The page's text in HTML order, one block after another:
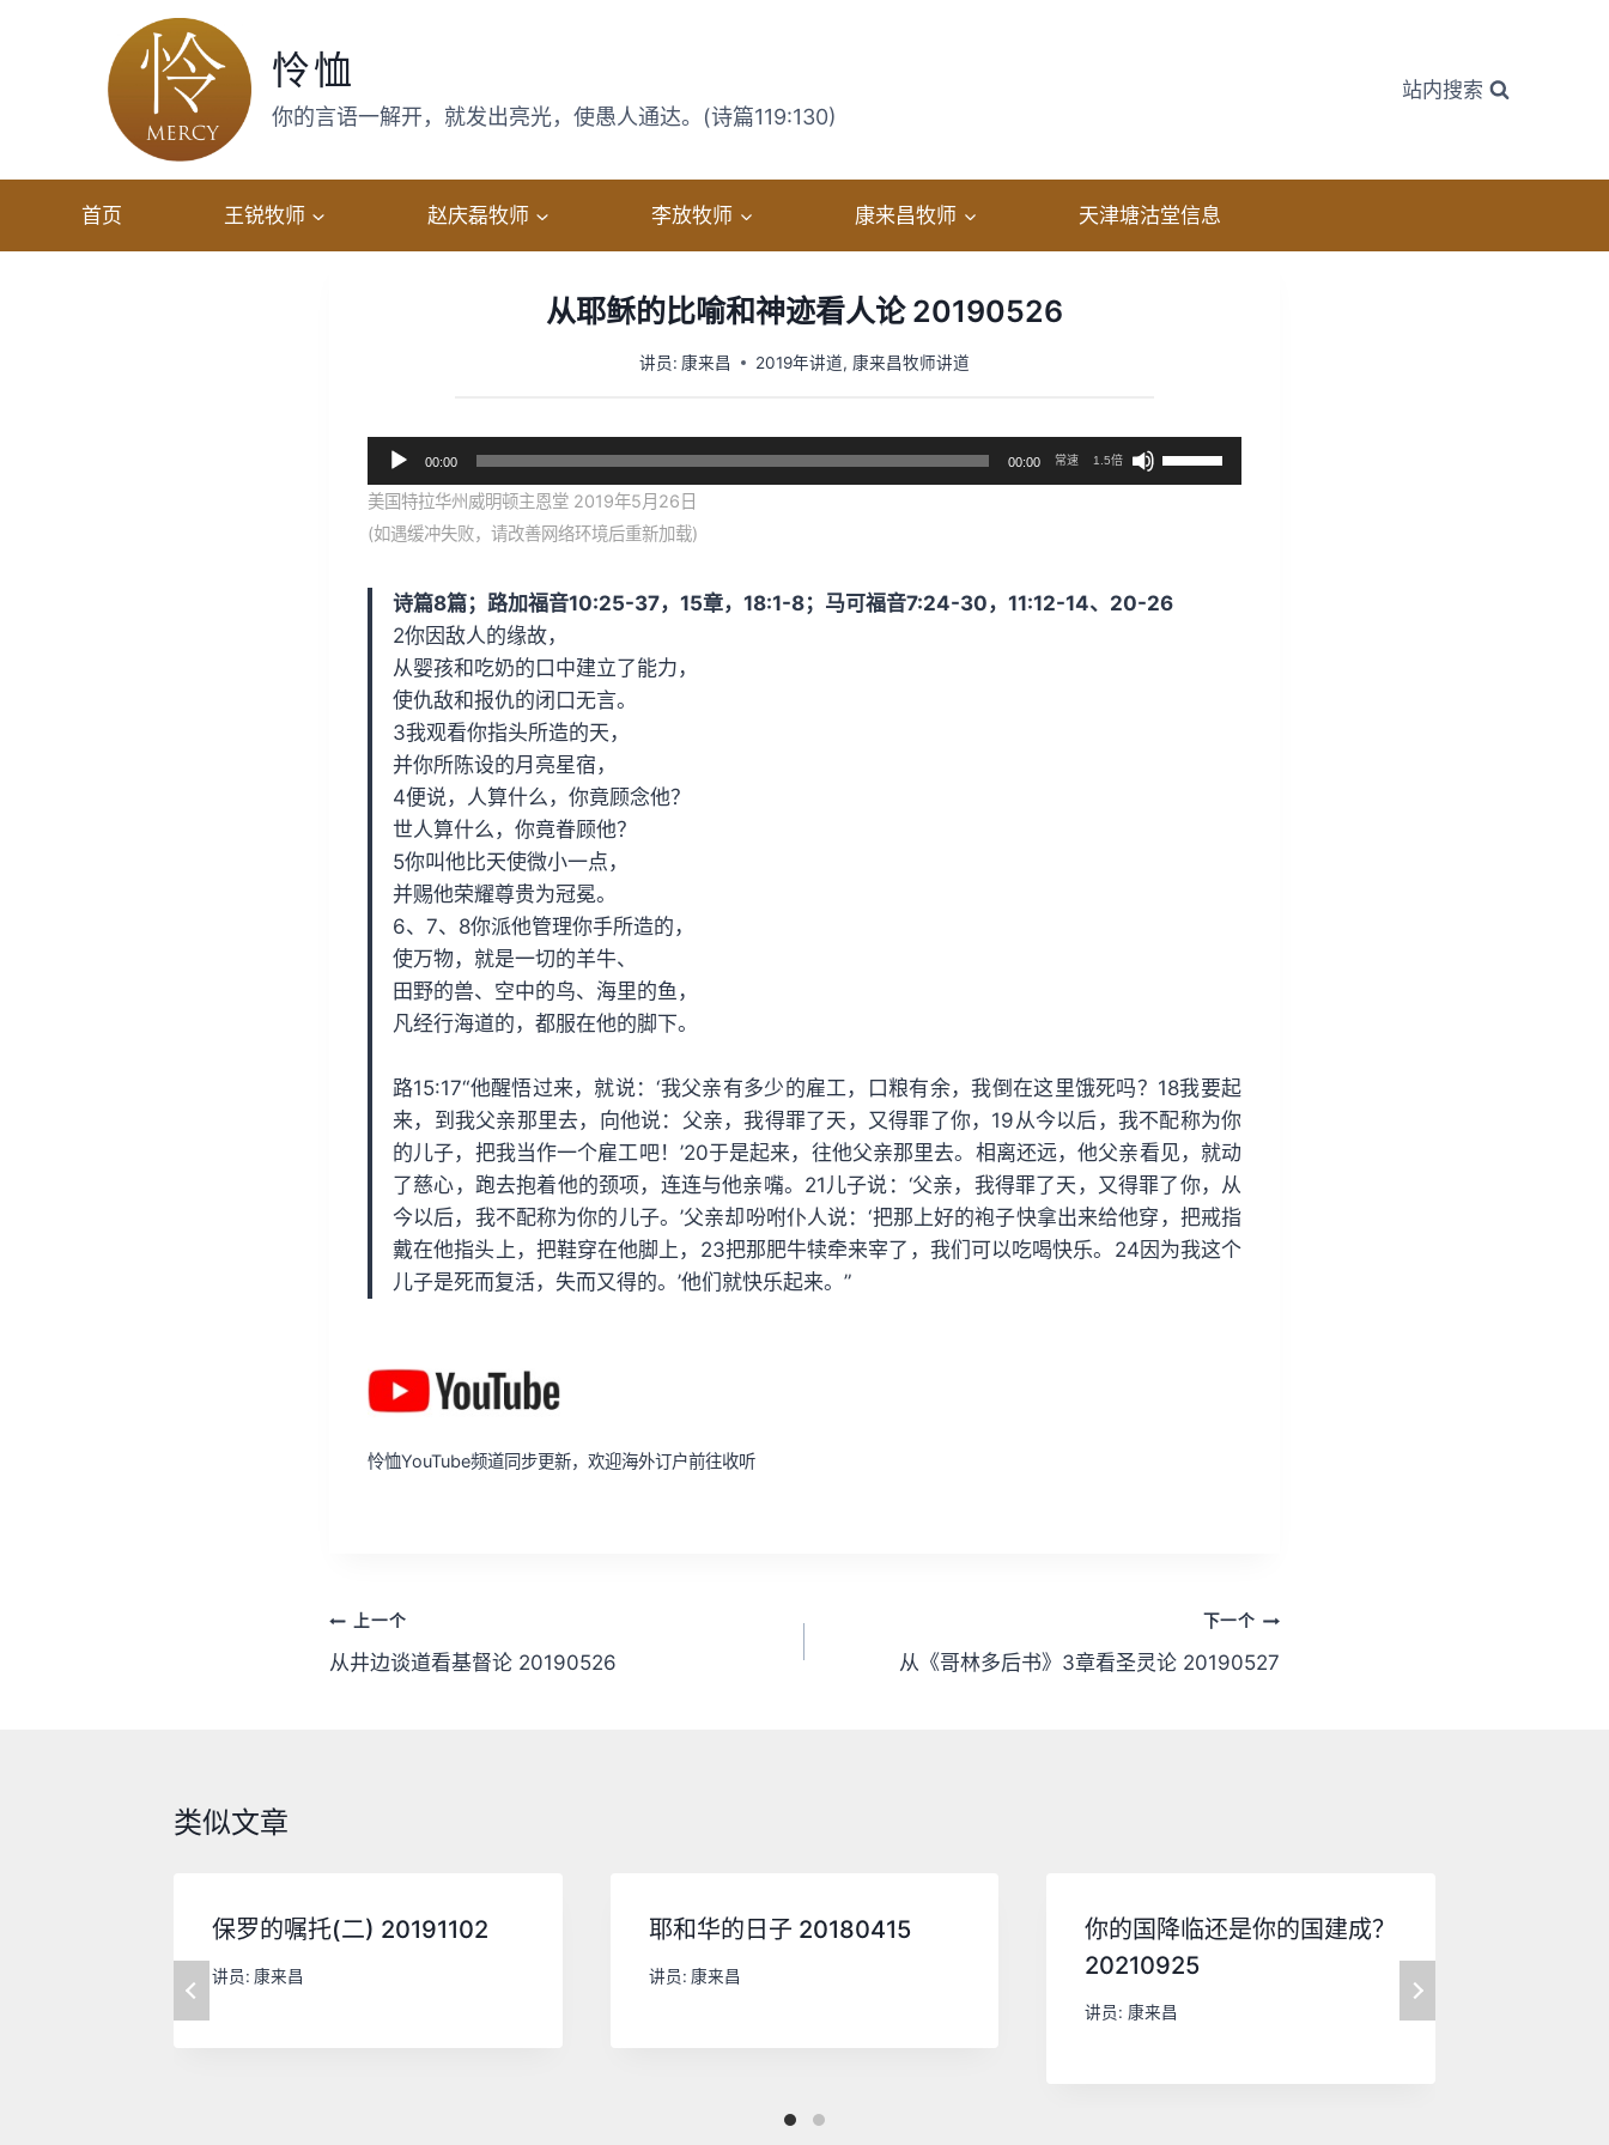
怜恤
你的言语一解开，就发出亮光，使愚人通达。(诗篇119:130)
站内搜索
首页 王锐牧师 赵庆磊牧师 李放牧师 康来昌牧师 天津塘沽堂信息
从耶稣的比喻和神迹看人论 20190526
讲员: 康来昌 2019年讲道, 康来昌牧师讲道
频
播
放
00:00 00:00 常速 1.5倍
使
用
箭
美国特拉华州威明顿主恩堂 2019年5月26日
(如遇缓冲失败，请改善网络环境后重新加载)
诗篇8篇；路加福音10:25-37，15章，18:1-8；马可福音7:24-30，11:12-14、20-26
2你因敌人的缘故，
从婴孩和吃奶的口中建立了能力，
使仇敌和报仇的闭口无言。
3我观看你指头所造的天，
并你所陈设的月亮星宿，
4便说，人算什么，你竟顾念他？
世人算什么，你竟眷顾他？
5你叫他比天使微小一点，
并赐他荣耀尊贵为冠冕。
6、7、8你派他管理你手所造的，
使万物，就是一切的羊牛、
田野的兽、空中的鸟、海里的鱼，
凡经行海道的，都服在他的脚下。
路15:17“他醒悟过来，就说：‘我父亲有多少的雇工，口粮有余，我倒在这里饿死吗？18我要起
来，到我父亲那里去，向他说：父亲，我得罪了天，又得罪了你，19从今以后，我不配称为你
的儿子，把我当作一个雇工吧！’20于是起来，往他父亲那里去。相离还远，他父亲看见，就动
了慈心，跑去抱着他的颈项，连连与他亲嘴。21儿子说：‘父亲，我得罪了天，又得罪了你，从
今以后，我不配称为你的儿子。’父亲却吩咐仆人说：‘把那上好的袍子快拿出来给他穿，把戒指
戴在他指头上，把鞋穿在他脚上，23把那肥牛犊牵来宰了，我们可以吃喝快乐。24因为我这个
儿子是死而复活，失而又得的。’他们就快乐起来。”
怜恤YouTube频道同步更新，欢迎海外订户前往收听
文
章
上一个
从井边谈道看基督论 20190526
下一个
从《哥林多后书》3章看圣灵论 20190527
类似文章
保罗的嘱托(二) 20191102
讲员: 康来昌
耶和华的日子 20180415
讲员: 康来昌
你的国降临还是你的国建成？
20210925
讲员: 康来昌